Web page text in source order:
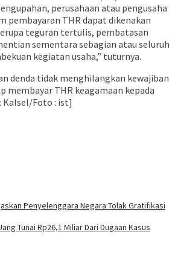
perusahaan atau pengusaha
pembayaran THR dapat dikenakan
teguran tertulis, pembatasan
sementara sebagian atau seluruh
kegiatan usaha,” tuturnya.
denda tidak menghilangkan kewajiban
membayar THR keagamaan kepada
Kalsel/Foto : ist]
Penyelenggara Negara Tolak Gratifikasi
Tunai Rp26,1 Miliar Dari Dugaan Kasus